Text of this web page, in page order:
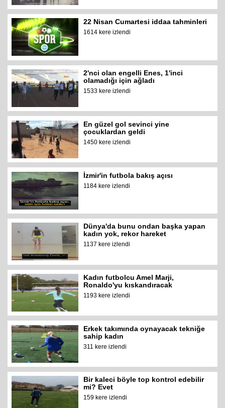
22 Nisan Cumartesi iddaa tahminleri
1614 kere izlendi
2'nci olan engelli Enes, 1'inci
olamadığı için ağladı
1533 kere izlendi
En güzel gol sevinci yine
çocuklardan geldi
1450 kere izlendi
İzmir'in futbola bakış açısı
1184 kere izlendi
Dünya'da bunu ondan başka yapan
kadın yok, rekor hareket
1137 kere izlendi
Kadın futbolcu Amel Marji,
Ronaldo'yu kıskandıracak
1193 kere izlendi
Erkek takımında oynayacak tekniğe
sahip kadın
311 kere izlendi
Bir kaleci böyle top kontrol edebilir
mi? Evet
159 kere izlendi